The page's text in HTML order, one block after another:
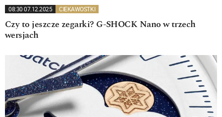
08:30 07.12.2025 CIEKAWOSTKI
Czy to jeszcze zegarki? G-SHOCK Nano w trzech
wersjach